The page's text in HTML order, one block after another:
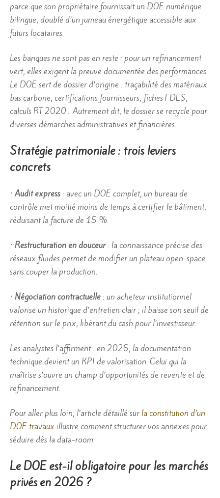
parce que son propriétaire fournissait un DOE numérique
bilingue, doublé d’un jumeau énergétique accessible aux
futurs locataires.
Les banques ne sont pas en reste : pour un refinancement
vert, elles exigent la preuve documentée des performances.
Le DOE sert de dossier d’origine : traçabilité des matériaux
bas carbone, certifications fournisseurs, fiches FDES,
calculs RT 2020… Autrement dit, le dossier se recycle pour
diverses démarches administratives et financières.
Stratégie patrimoniale : trois leviers
concrets
•Audit express : avec un DOE complet, un bureau de
contrôle met moitié moins de temps à certifier le bâtiment,
réduisant la facture de 15 %.
• Restructuration en douceur: la connaissance précise des
réseaux fluides permet de modifier un plateau open-space
sans couper la production.
• Négociation contractuelle : un acheteur institutionnel
valorise un historique d’entretien clair ; il baisse son seuil de
rétention sur le prix, libérant du cash pour l’investisseur.
Les analystes l’affirment : en 2026, la documentation
technique devient un KPI de valorisation. Celui qui la
maîtrise s’ouvre un champ d’opportunités de revente et de
refinancement.
Pour aller plus loin, l’article détaillé sur la constitution d’un
DOE travauxillustre comment structurer vos annexes pour
séduire dès la data-room.
Le DOE est-il obligatoire pour les marchés
privés en 2026 ?